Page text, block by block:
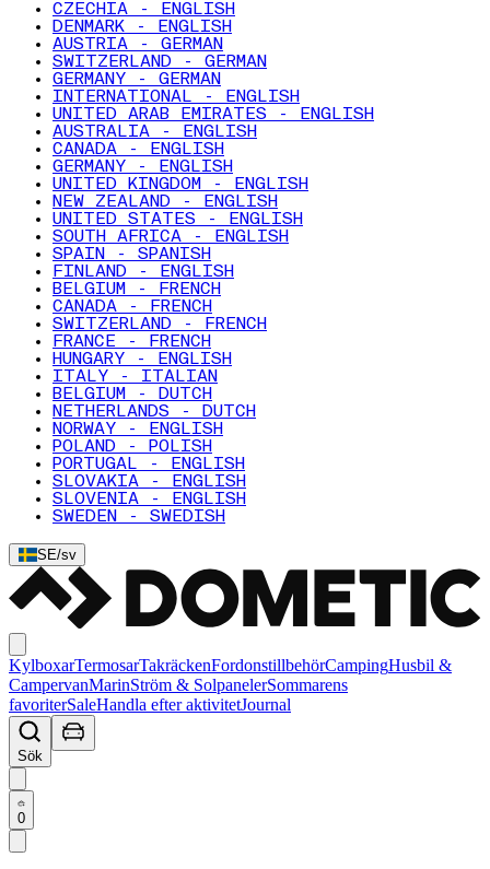
CZECHIA - ENGLISH
DENMARK - ENGLISH
AUSTRIA - GERMAN
SWITZERLAND - GERMAN
GERMANY - GERMAN
INTERNATIONAL - ENGLISH
UNITED ARAB EMIRATES - ENGLISH
AUSTRALIA - ENGLISH
CANADA - ENGLISH
GERMANY - ENGLISH
UNITED KINGDOM - ENGLISH
NEW ZEALAND - ENGLISH
UNITED STATES - ENGLISH
SOUTH AFRICA - ENGLISH
SPAIN - SPANISH
FINLAND - ENGLISH
BELGIUM - FRENCH
CANADA - FRENCH
SWITZERLAND - FRENCH
FRANCE - FRENCH
HUNGARY - ENGLISH
ITALY - ITALIAN
BELGIUM - DUTCH
NETHERLANDS - DUTCH
NORWAY - ENGLISH
POLAND - POLISH
PORTUGAL - ENGLISH
SLOVAKIA - ENGLISH
SLOVENIA - ENGLISH
SWEDEN - SWEDISH
SE/sv
KylboxarTermosarTakräckenFordonstillbehörCampingHusbil &
CampervanMarinStröm & SolpanelerSommarens
favoriterSaleHandla efter aktivitetJournal
Sök
0